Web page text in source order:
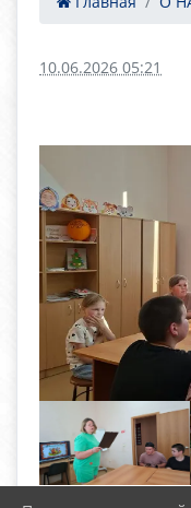
10.06.2026 05:21